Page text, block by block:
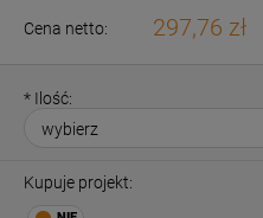
Cena netto: 297,76 zł
* Ilość:
Kupuje projekt: